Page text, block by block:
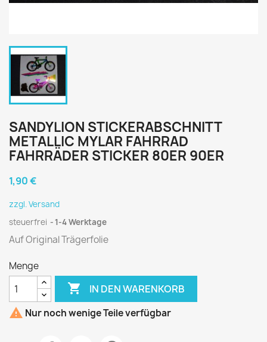
SANDYLION STICKERABSCHNITT
METALLIC MYLAR FAHRRAD
FAHRRÄDER STICKER 80ER 90ER
1,90 €
zzgl. Versand
steuerfrei
1-4 Werktage
Auf Original Trägerfolie
Menge
 IN DEN WARENKORB
 Nur noch wenige Teile verfügbar